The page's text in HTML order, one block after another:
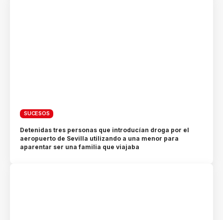
SUCESOS
Detenidas tres personas que introducían droga por el
aeropuerto de Sevilla utilizando a una menor para
aparentar ser una familia que viajaba